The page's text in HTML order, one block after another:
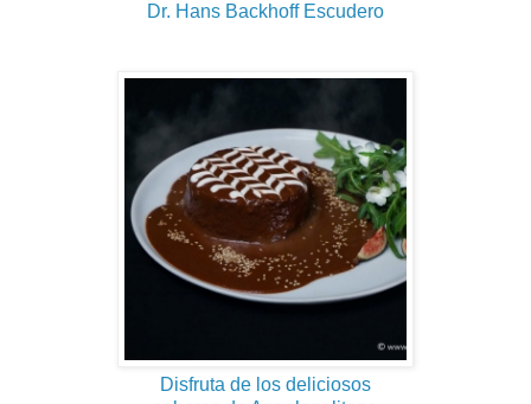
Dr. Hans Backhoff Escudero
Disfruta de los deliciosos